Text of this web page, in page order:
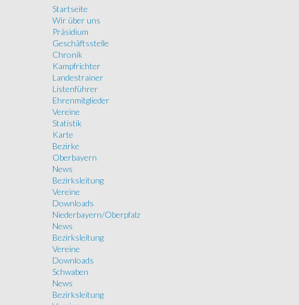
Startseite
Wir über uns
Präsidium
Geschäftsstelle
Chronik
Kampfrichter
Landestrainer
Listenführer
Ehrenmitglieder
Vereine
Statistik
Karte
Bezirke
Oberbayern
News
Bezirksleitung
Vereine
Downloads
Niederbayern/Oberpfalz
News
Bezirksleitung
Vereine
Downloads
Schwaben
News
Bezirksleitung